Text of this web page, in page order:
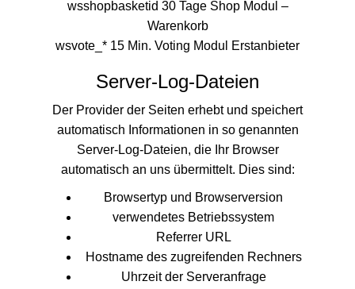
wsshopbasketid 30 Tage Shop Modul –
Warenkorb
wsvote_* 15 Min. Voting Modul Erstanbieter
Server-Log-Dateien
Der Provider der Seiten erhebt und speichert
automatisch Informationen in so genannten
Server-Log-Dateien, die Ihr Browser
automatisch an uns übermittelt. Dies sind:
Browsertyp und Browserversion
verwendetes Betriebssystem
Referrer URL
Hostname des zugreifenden Rechners
Uhrzeit der Serveranfrage